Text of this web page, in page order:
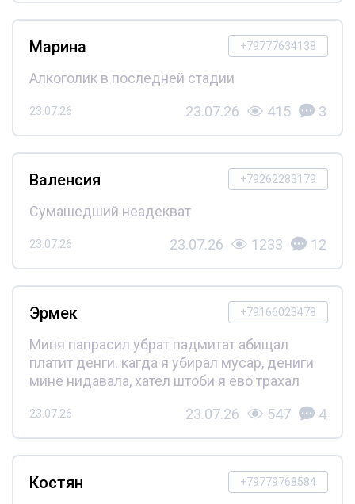
+79777634138
Марина
Алкоголик в последней стадии
23.07.26 23.07.26 415 3
+79262283179
Валенсия
Сумашедший неадекват
23.07.26 23.07.26 1233 12
+79166023478
Эрмек
Миня папрасил убрат падмитат абищал
платит денги. кагда я убирал мусар, дениги
мине нидавала, хател штоби я ево трахал
23.07.26 23.07.26 547 4
+79779768584
Костян